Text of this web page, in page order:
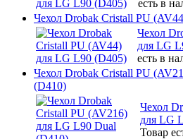
есть в
Чехол Drobak Cristall PU
Чехол
для LG
есть в
Чехол Drobak Cristall PU
(D410)
Чехол
для LG
Товар